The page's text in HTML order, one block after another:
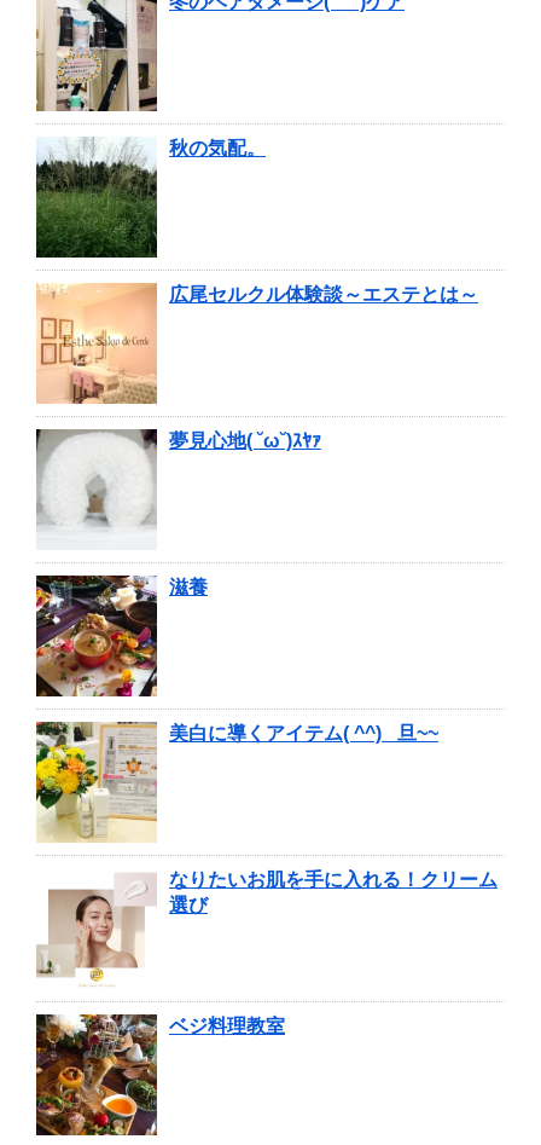
秋の気配。
広尾セルクル体験談～エステとは～
夢見心地( ˘ω˘)ｽﾔｧ
滋養
美白に導くアイテム( ^^) _旦~~
なりたいお肌を手に入れる！クリーム
選び
ベジ料理教室